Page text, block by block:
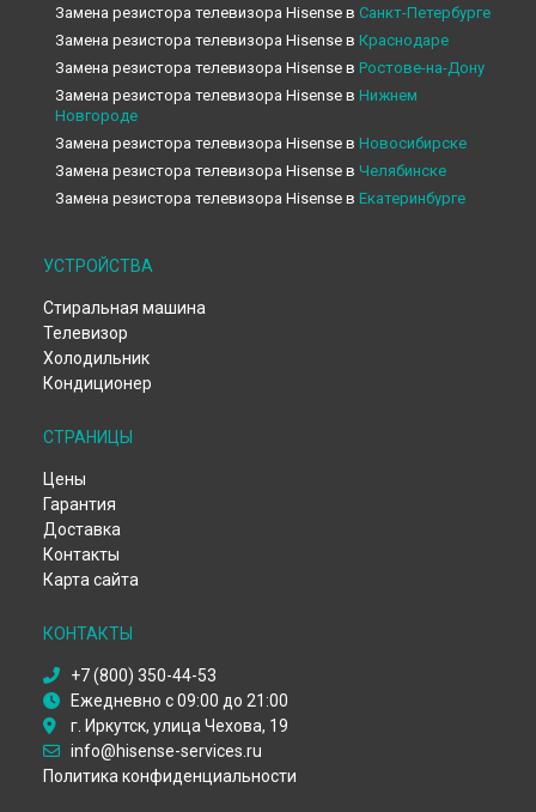
Замена резистора телевизора Hisense в Санкт-Петербурге
Замена резистора телевизора Hisense в Краснодаре
Замена резистора телевизора Hisense в Ростове-на-Дону
Замена резистора телевизора Hisense в Нижнем
Новгороде
Замена резистора телевизора Hisense в Новосибирске
Замена резистора телевизора Hisense в Челябинске
Замена резистора телевизора Hisense в Екатеринбурге
Замена резистора телевизора Hisense в
Замена резистора телевизора Hisense в
Замена резистора телевизора Hisense в
Замена резистора телевизора Hisense в
Замена резистора телевизора Hisense в
Замена резистора телевизора Hisense в
Замена резистора телевизора Hisense в
Замена резистора телевизора Hisense в
Замена резистора телевизора Hisense в
Замена резистора телевизора Hisense в
Замена резистора телевизора Hisense в
Замена резистора телевизора Hisense в
Замена резистора телевизора Hisense в
Замена резистора телевизора Hisense в
Замена резистора телевизора Hisense в
Замена резистора телевизора Hisense в
УСТРОЙСТВА
Стиральная машина
Телевизор
Холодильник
Кондиционер
СТРАНИЦЫ
Цены
Гарантия
Доставка
Контакты
Карта сайта
КОНТАКТЫ
+7 (800) 350-44-53
Ежедневно с 09:00 до 21:00
г. Иркутск, улица Чехова, 19
info@hisense-services.ru
Политика конфиденциальности